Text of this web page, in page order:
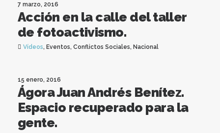
7 marzo, 2016
Acción en la calle del taller
de fotoactivismo.
Vídeos, Eventos, Conflictos Sociales, Nacional
15 enero, 2016
Ágora Juan Andrés Benítez.
Espacio recuperado para la
gente.